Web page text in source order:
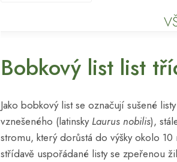
Bobkový list list
Jako bobkový list se označují sušené
vznešeného (latinsky Laurus nobilis),
stromu, který dorůstá do výšky okolo 10
střídavě uspořádané listy se zpeřenou